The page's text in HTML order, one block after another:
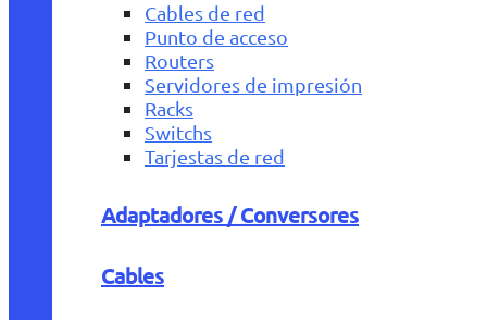
Cables de red
Punto de acceso
Routers
Servidores de impresión
Racks
Switchs
Tarjestas de red
Adaptadores / Conversores
Cables